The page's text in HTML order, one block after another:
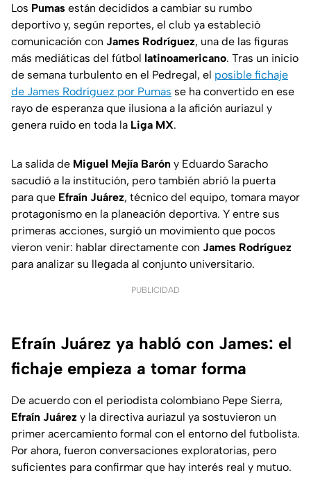
Los Pumas están decididos a cambiar su rumbo
deportivo y, según reportes, el club ya estableció
comunicación con James Rodríguez, una de las figuras
más mediáticas del fútbol latinoamericano. Tras un inicio
de semana turbulento en el Pedregal, el posible fichaje
de James Rodríguez por Pumas se ha convertido en ese
rayo de esperanza que ilusiona a la afición auriazul y
genera ruido en toda la Liga MX.
La salida de Miguel Mejía Barón y Eduardo Saracho
sacudió a la institución, pero también abrió la puerta
para que Efraín Juárez, técnico del equipo, tomara mayor
protagonismo en la planeación deportiva. Y entre sus
primeras acciones, surgió un movimiento que pocos
vieron venir: hablar directamente con James Rodríguez
para analizar su llegada al conjunto universitario.
PUBLICIDAD
Efraín Juárez ya habló con James: el
fichaje empieza a tomar forma
De acuerdo con el periodista colombiano Pepe Sierra,
Efraín Juárez y la directiva auriazul ya sostuvieron un
primer acercamiento formal con el entorno del futbolista.
Por ahora, fueron conversaciones exploratorias, pero
suficientes para confirmar que hay interés real y mutuo.